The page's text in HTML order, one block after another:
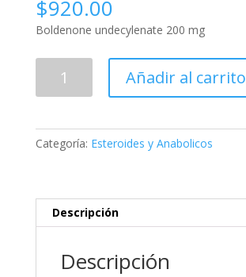
$920.00
Boldenone undecylenate 200 mg
Añadir al carrito
Categoría: Esteroides y Anabolicos
Descripción
Descripción